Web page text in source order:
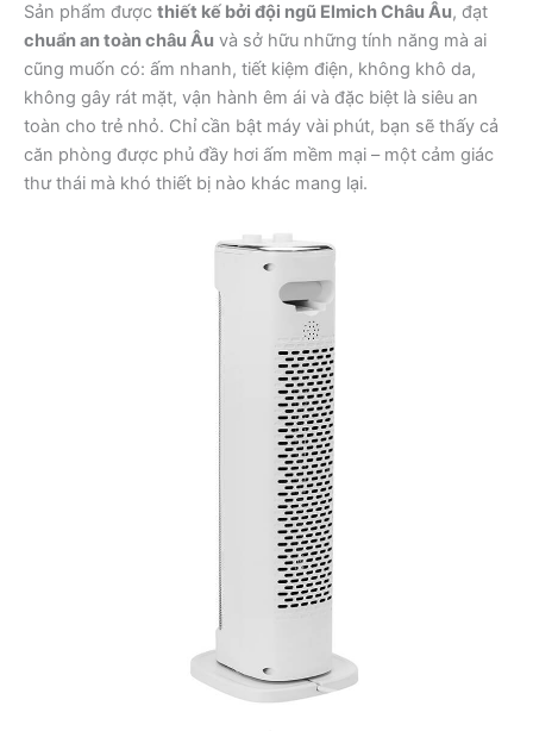
Sản phẩm được thiết kế bởi đội ngũ Elmich Châu Âu, đạt
chuẩn an toàn châu Âu và sở hữu những tính năng mà ai
cũng muốn có: ấm nhanh, tiết kiệm điện, không khô da,
không gây rát mặt, vận hành êm ái và đặc biệt là siêu an
toàn cho trẻ nhỏ. Chỉ cần bật máy vài phút, bạn sẽ thấy cả
căn phòng được phủ đầy hơi ấm mềm mại – một cảm giác
thư thái mà khó thiết bị nào khác mang lại.